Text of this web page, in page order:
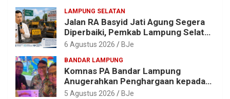
LAMPUNG SELATAN
Jalan RA Basyid Jati Agung Segera
Diperbaiki, Pemkab Lampung Selatan
Alokasikan Rp1,13 Miliar
6 Agustus 2026 BJe
BANDAR LAMPUNG
Komnas PA Bandar Lampung
Anugerahkan Penghargaan kepada
Kombes Pol. Alfret Jacob Tilukay
5 Agustus 2026 BJe